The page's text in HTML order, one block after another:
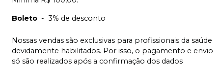
Boleto - 3% de desconto
Nossas vendas são exclusivas para profissionais da saúde
devidamente habilitados. Por isso, o pagamento e envio
só são realizados após a confirmação dos dados